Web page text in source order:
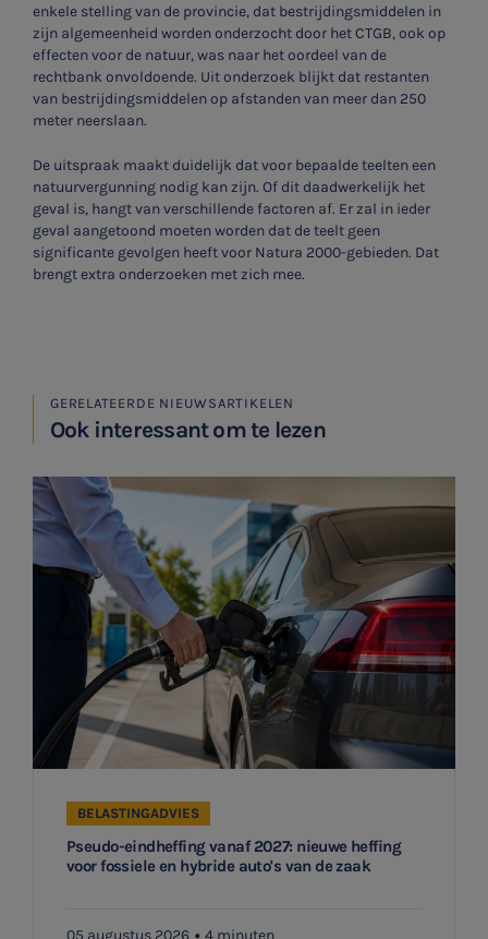
enkele stelling van de provincie, dat bestrijdingsmiddelen in
zijn algemeenheid worden onderzocht door het CTGB, ook op
effecten voor de natuur, was naar het oordeel van de
rechtbank onvoldoende. Uit onderzoek blijkt dat restanten
van bestrijdingsmiddelen op afstanden van meer dan 250
meter neerslaan.
De uitspraak maakt duidelijk dat voor bepaalde teelten een
natuurvergunning nodig kan zijn. Of dit daadwerkelijk het
geval is, hangt van verschillende factoren af. Er zal in ieder
geval aangetoond moeten worden dat de teelt geen
significante gevolgen heeft voor Natura 2000-gebieden. Dat
brengt extra onderzoeken met zich mee.
GERELATEERDE NIEUWSARTIKELEN
Ook interessant om te lezen
Pseudo-eindheffing vanaf 2027: nieuwe heffing
voor fossiele en hybride auto's van de zaak
BELASTINGADVIES